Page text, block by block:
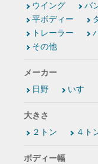
ウイング
バ
平ボディー
トレーラー
その他
メーカー
日野
いすゞ
大きさ
２トン
４ト
ボディー幅